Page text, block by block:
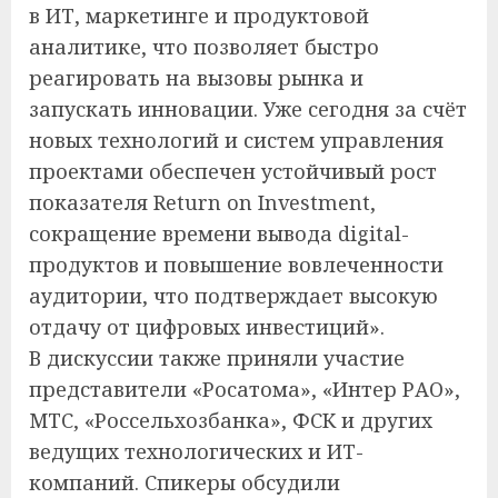
в ИТ, маркетинге и продуктовой
аналитике, что позволяет быстро
реагировать на вызовы рынка и
запускать инновации. Уже сегодня за счёт
новых технологий и систем управления
проектами обеспечен устойчивый рост
показателя Return on Investment,
сокращение времени вывода digital-
продуктов и повышение вовлеченности
аудитории, что подтверждает высокую
отдачу от цифровых инвестиций».
В дискуссии также приняли участие
представители «Росатома», «Интер РАО»,
МТС, «Россельхозбанка», ФСК и других
ведущих технологических и ИТ-
компаний. Спикеры обсудили